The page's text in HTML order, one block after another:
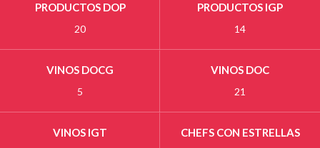
PRODUCTOS DOP
20
PRODUCTOS IGP
14
VINOS DOCG
5
VINOS DOC
21
VINOS IGT CHEFS CON ESTRELLAS